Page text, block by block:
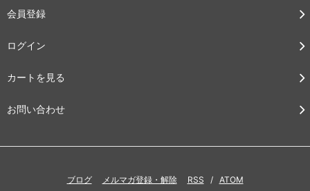
会員登録
ログイン
カートを見る
お問い合わせ
ブログ メルマガ登録・解除 RSS / ATOM